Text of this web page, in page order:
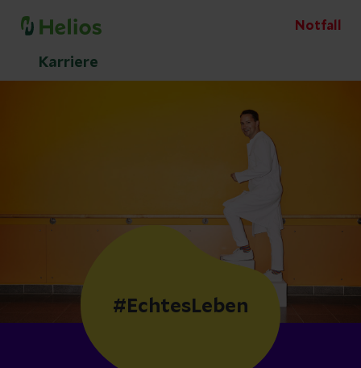
Notfall
Karriere
#EchtesLeben